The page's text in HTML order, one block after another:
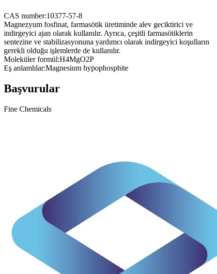
CAS number:10377-57-8
Magnezyum fosfinat, farmasötik üretiminde alev geciktirici ve
indirgeyici ajan olarak kullanılır. Ayrıca, çeşitli farmasötiklerin
sentezine ve stabilizasyonuna yardımcı olarak indirgeyici koşulların
gerekli olduğu işlemlerde de kullanılır.
Moleküler formül:H4MgO2P
Eş anlamlılar:Magnesium hypophosphite
Başvurular
Fine Chemicals